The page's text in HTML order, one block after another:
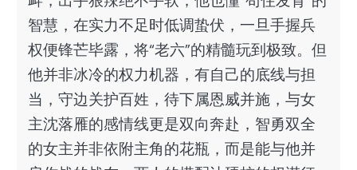
智慧，在实力不足时低调蛰伏，一旦手握兵
权便锋芒毕露，将“老六”的精髓玩到极致。但
他并非冰冷的权力机器，有自己的底线与担
当，守边关护百姓，待下属恩威并施，与女
主沈落雁的感情线更是双向奔赴，智勇双全
的女主并非依附主角的花瓶，而是能与他并